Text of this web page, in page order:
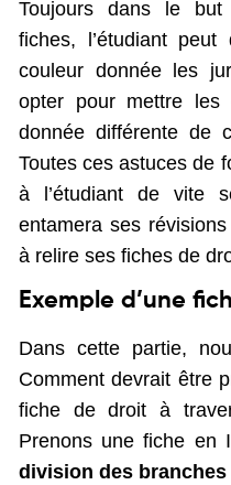
Toujours dans le but
fiches, l’étudiant peut
couleur donnée les
opter pour mettre les
donnée différente de
Toutes ces astuces de
à l’étudiant de vite
entamera ses
à relire ses fiches de
Exemple d’une
Dans cette partie,
Comment devrait être
fiche de droit à
Prenons une fiche en
division des